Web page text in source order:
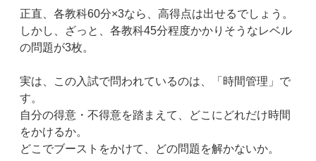
正直、各教科60分×3なら、高得点は出せるでしょう。
しかし、ざっと、各教科45分程度かかりそうなレベル
の問題が3枚。
実は、この入試で問われているのは、「時間管理」で
す。
自分の得意・不得意を踏まえて、どこにどれだけ時間
をかけるか。
どこでブーストをかけて、どの問題を解かないか。